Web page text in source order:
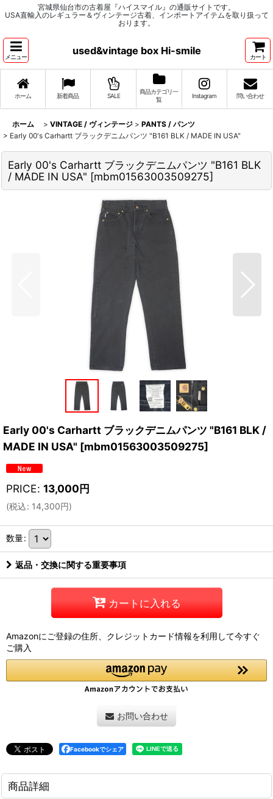
宮城県仙台市の古着屋『ハイスマイル』の通販サイトです。
USA直輸入のレギュラー＆ヴィンテージ古着、インポートアイテムを取り扱って
おります。
メニュー
used&vintage box Hi-smile
カート
ホーム 新着商品 SALE
商品カテゴリ一
覧
Instagram 問い合わせ
ホーム > VINTAGE / ヴィンテージ > PANTS / パンツ
> Early 00's Carhartt ブラックデニムパンツ "B161 BLK / MADE IN USA"
Early 00's Carhartt ブラックデニムパンツ "B161 BLK
/ MADE IN USA" [mbm01563003509275]
Early 00's Carhartt ブラックデニムパンツ "B161 BLK /
MADE IN USA" [mbm01563003509275]
PRICE: 13,000円
(税込: 14,300円)
数量:
返品・交換に関する重要事項
カートに入れる
Amazonにご登録の住所、クレジットカード情報を利用して今すぐ
ご購入
お問い合わせ
Facebookでシェア
商品詳細